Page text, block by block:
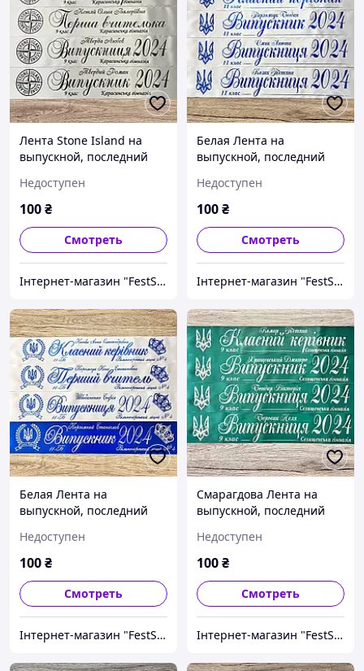
Лента Stone Island на
выпускной, последний
Недоступен
100₴
Смотреть
Інтернет-магазин "FestShop"
Белая Лента на
выпускной, последний
Недоступен
100₴
Смотреть
Інтернет-магазин "FestShop"
Белая Лента на
выпускной, последний
Недоступен
100₴
Смотреть
Інтернет-магазин "FestShop"
Смарагдова Лента на
выпускной, последний
Недоступен
100₴
Смотреть
Інтернет-магазин "FestShop"